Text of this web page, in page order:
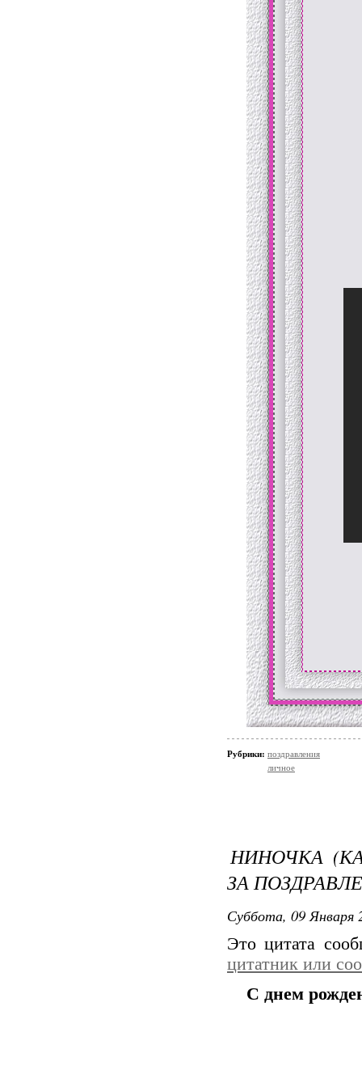
Рубрики: поздравления
личное
НИНОЧКА
ЗА
Суббота, 09 Января
Это цитата
цитатник или
С днем